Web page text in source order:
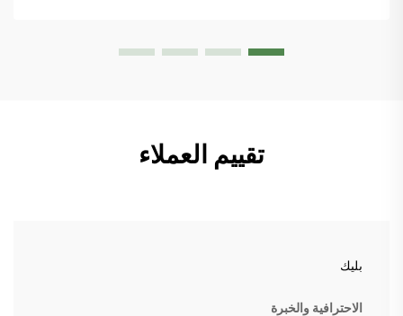
تقييم العملاء
بليك
الاحترافية والخبرة